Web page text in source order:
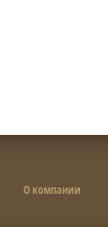
О компании